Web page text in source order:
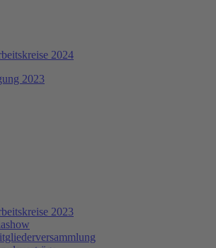
2024
2023
2023